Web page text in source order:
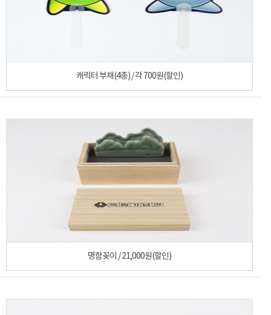
캐릭터 부채(4종) / 각 700원(할인)
명함꽂이 / 21,000원(할인)